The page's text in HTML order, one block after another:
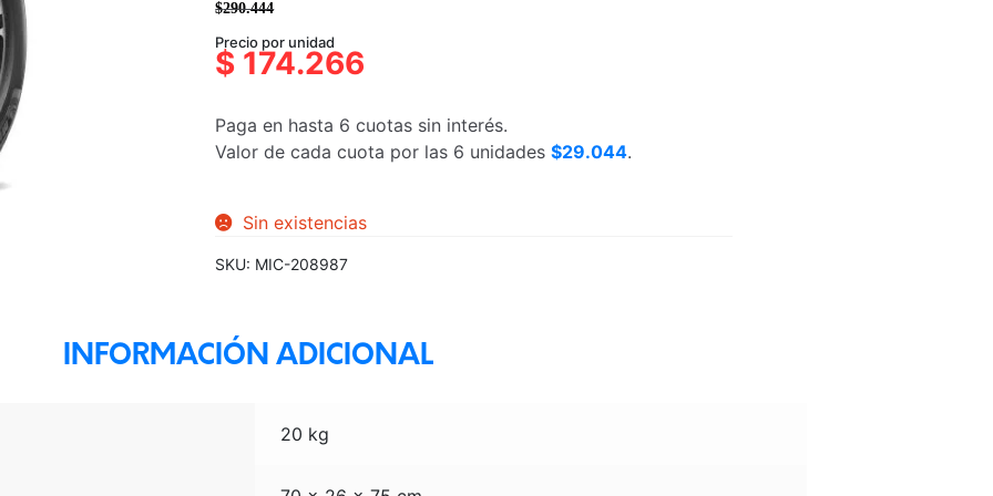
$290.444
precio
original
$290.444.
precio
actual
$174.266.
Precio por unidad
$ 174.266
Paga en hasta 6 cuotas sin interés.
Valor de cada cuota por las 6 unidades$29.044.
Sin existencias
SKU: MIC-208987
INFORMACIÓN ADICIONAL
20 kg